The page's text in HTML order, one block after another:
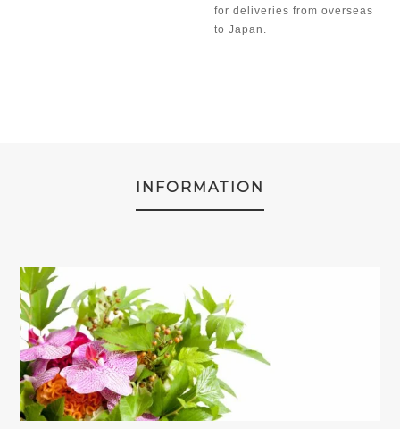
for deliveries from overseas
to Japan.
INFORMATION